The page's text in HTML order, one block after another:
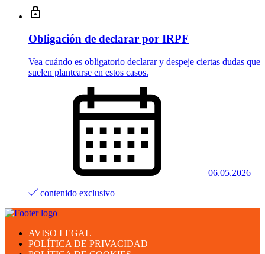
Obligación de declarar por IRPF
Vea cuándo es obligatorio declarar y despeje ciertas dudas que
suelen plantearse en estos casos.
06.05.2026
contenido exclusivo
AVISO LEGAL
POLÍTICA DE PRIVACIDAD